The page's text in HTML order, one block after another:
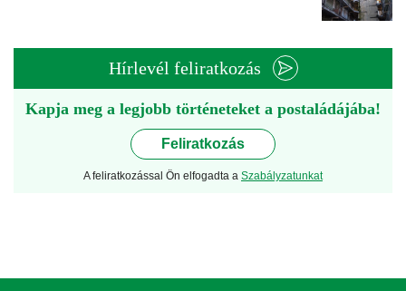
Hírlevél feliratkozás
Kapja meg a legjobb történeteket a postaládájába!
Feliratkozás
A feliratkozással Ön elfogadta a Szabályzatunkat